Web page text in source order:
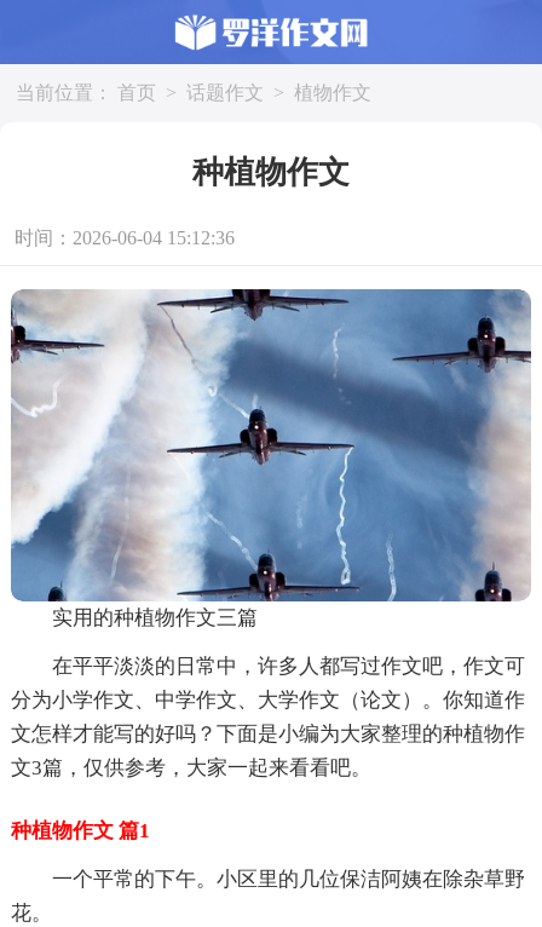
当前位置： 首页 > 话题作文 > 植物作文
种植物作文
时间：2026-06-04 15:12:36
实用的种植物作文三篇
在平平淡淡的日常中，许多人都写过作文吧，作文可
分为小学作文、中学作文、大学作文（论文）。你知道作
文怎样才能写的好吗？下面是小编为大家整理的种植物作
文3篇，仅供参考，大家一起来看看吧。
种植物作文 篇1
一个平常的下午。小区里的几位保洁阿姨在除杂草野
花。